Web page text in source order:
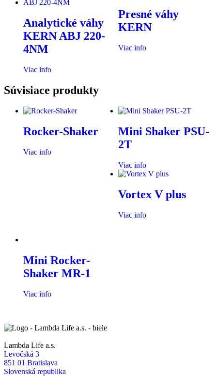
Analytické váhy
KERN ABJ 220-
4NM
Viac info
Presné váhy
KERN
Viac info
Súvisiace produkty
Rocker-Shaker
Viac info
Mini Shaker PSU-
2T
Viac info
Mini Rocker-
Shaker MR-1
Viac info
Vortex V plus
Viac info
Lambda Life a.s.
Levočská 3
851 01 Bratislava
Slovenská republika